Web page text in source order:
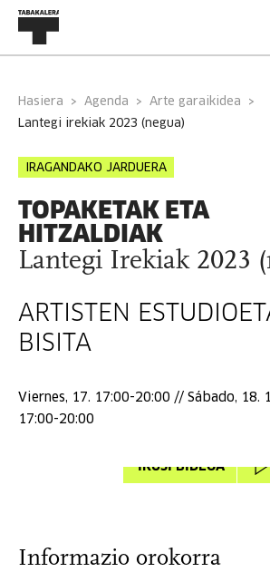
Hasiera Agenda
Arte garaikidea
lantegi irekiak 2023 (negua)
IRAGANDAKO JARDUERA
TOPAKETAK ETA
HITZALDIAK
Lantegi Irekiak 2023
ARTISTEN
BISITA
Viernes, 17. 17:00-20:00 // Sábado, 18.
17:00-20:00
IKUSI BIDEOA
Informazio orokorra